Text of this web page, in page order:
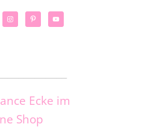
Ecke im
Shop